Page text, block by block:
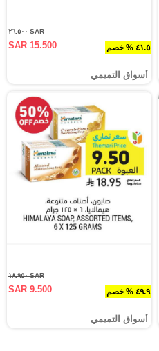
٤١.٥ % خصم
SAR ٢٦.٥٠٠
SAR 15.500
أسواق التميمي
٤٩.٩ % خصم
SAR ١٨.٩٥٠
SAR 9.500
أسواق التميمي